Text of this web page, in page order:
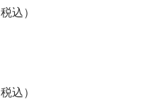
込）
込）